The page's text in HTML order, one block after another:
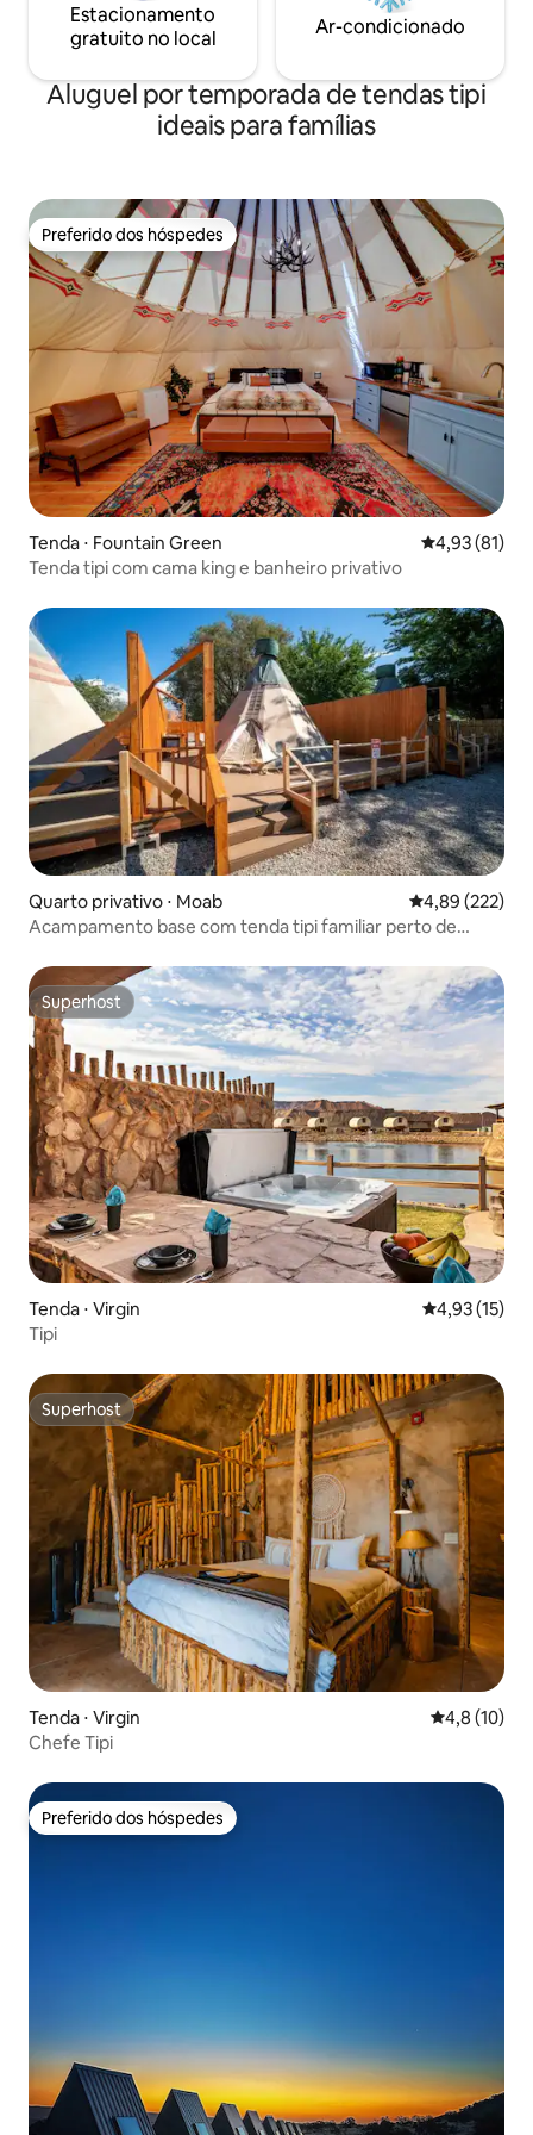
Estacionamento
gratuito no local
Ar-condicionado
Aluguel por temporada de tendas tipi
ideais para famílias
Preferido dos hóspedes
Preferido dos hóspedes
Tenda ⋅ Fountain Green 4,93 de uma
4,93 (81)
Tenda tipi com cama king e banheiro privativo
Quarto privativo ⋅ Moab 4,89 de uma
4,89 (222)
Acampamento base com tenda tipi familiar perto de
Superhost
Superhost
Tenda ⋅ Virgin 4,93 de uma
4,93 (15)
Tipi
Superhost
Superhost
Tenda ⋅ Virgin 4,8 de uma
4,8 (10)
Chefe Tipi
Preferido dos hóspedes
Preferido dos hóspedes